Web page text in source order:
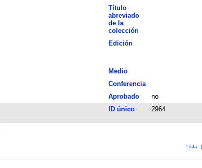
Título
abreviado
de la
colección
Edición
Medio
Conferencia
Aprobado
no
ID único 2964
Lista |